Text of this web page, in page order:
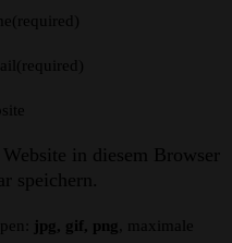
in diesem Browser
speichern.
jpg, gif, png
, maximale